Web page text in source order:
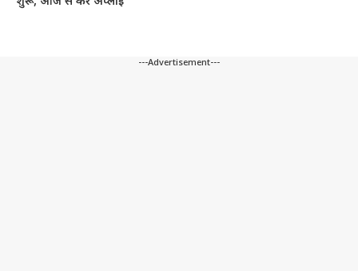
---Advertisement---